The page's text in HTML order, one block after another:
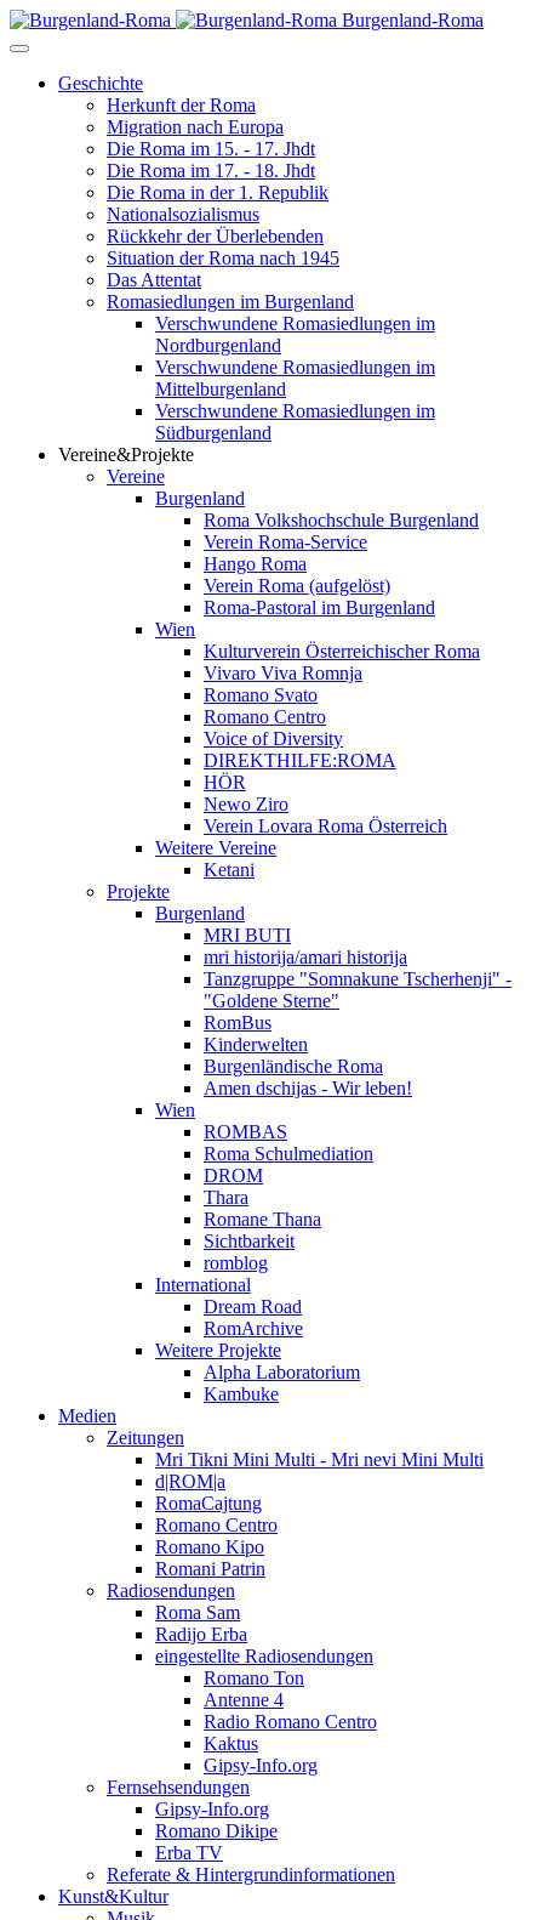
Burgenland-Roma
Geschichte
Herkunft der Roma
Migration nach Europa
Die Roma im 15. - 17. Jhdt
Die Roma im 17. - 18. Jhdt
Die Roma in der 1. Republik
Nationalsozialismus
Rückkehr der Überlebenden
Situation der Roma nach 1945
Das Attentat
Romasiedlungen im Burgenland
Verschwundene Romasiedlungen im
Nordburgenland
Verschwundene Romasiedlungen im
Mittelburgenland
Verschwundene Romasiedlungen im
Südburgenland
Vereine&Projekte
Vereine
Burgenland
Roma Volkshochschule Burgenland
Verein Roma-Service
Hango Roma
Verein Roma (aufgelöst)
Roma-Pastoral im Burgenland
Wien
Kulturverein Österreichischer Roma
Vivaro Viva Romnja
Romano Svato
Romano Centro
Voice of Diversity
DIREKTHILFE:ROMA
HÖR
Newo Ziro
Verein Lovara Roma Österreich
Weitere Vereine
Ketani
Projekte
Burgenland
MRI BUTI
mri historija/amari historija
Tanzgruppe "Somnakune Tscherhenji" -
"Goldene Sterne"
RomBus
Kinderwelten
Burgenländische Roma
Amen dschijas - Wir leben!
Wien
ROMBAS
Roma Schulmediation
DROM
Thara
Romane Thana
Sichtbarkeit
romblog
International
Dream Road
RomArchive
Weitere Projekte
Alpha Laboratorium
Kambuke
Medien
Zeitungen
Mri Tikni Mini Multi - Mri nevi Mini Multi
d|ROM|a
RomaCajtung
Romano Centro
Romano Kipo
Romani Patrin
Radiosendungen
Roma Sam
Radijo Erba
eingestellte Radiosendungen
Romano Ton
Antenne 4
Radio Romano Centro
Kaktus
Gipsy-Info.org
Fernsehsendungen
Gipsy-Info.org
Romano Dikipe
Erba TV
Referate & Hintergrundinformationen
Kunst&Kultur